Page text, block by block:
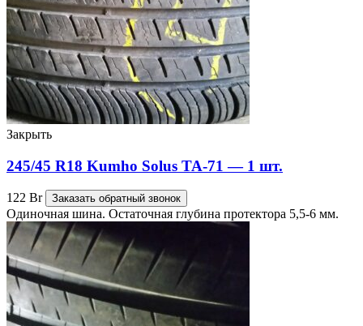
Закрыть
245/45 R18 Kumho Solus TA-71 — 1 шт.
122 Br Заказать обратный звонок
Одиночная шина. Остаточная глубина протектора 5,5-6 мм.